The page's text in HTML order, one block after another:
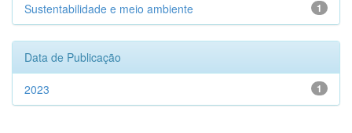
1
Sustentabilidade e meio ambiente
Data de Publicação
1
2023